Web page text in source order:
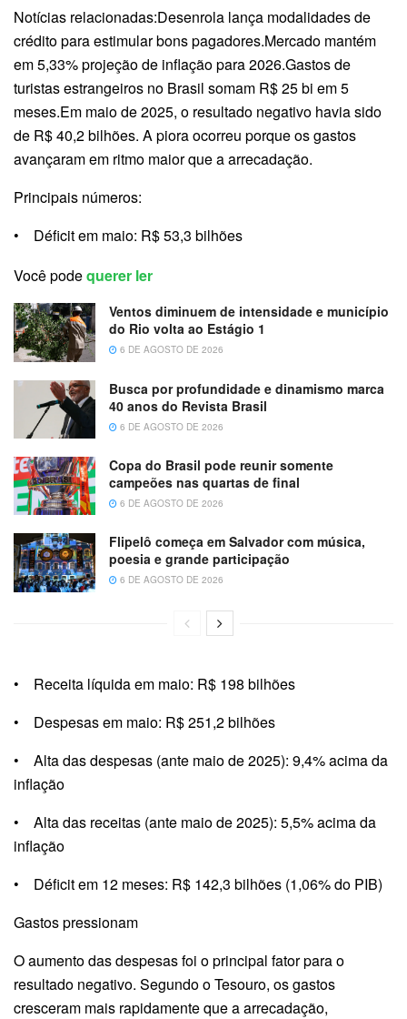
Notícias relacionadas:Desenrola lança modalidades de
crédito para estimular bons pagadores.Mercado mantém
em 5,33% projeção de inflação para 2026.Gastos de
turistas estrangeiros no Brasil somam R$ 25 bi em 5
meses.Em maio de 2025, o resultado negativo havia sido
de R$ 40,2 bilhões. A piora ocorreu porque os gastos
avançaram em ritmo maior que a arrecadação.
Principais números:
• Déficit em maio: R$ 53,3 bilhões
Você podequerer ler
Ventos diminuem de intensidade e município
do Rio volta ao Estágio 1
6 DE AGOSTO DE 2026
Busca por profundidade e dinamismo marca
40 anos do Revista Brasil
6 DE AGOSTO DE 2026
Copa do Brasil pode reunir somente
campeões nas quartas de final
6 DE AGOSTO DE 2026
Flipelô começa em Salvador com música,
poesia e grande participação
6 DE AGOSTO DE 2026
• Receita líquida em maio: R$ 198 bilhões
• Despesas em maio: R$ 251,2 bilhões
• Alta das despesas (ante maio de 2025): 9,4% acima da
inflação
• Alta das receitas (ante maio de 2025): 5,5% acima da
inflação
• Déficit em 12 meses: R$ 142,3 bilhões (1,06% do PIB)
Gastos pressionam
O aumento das despesas foi o principal fator para o
resultado negativo. Segundo o Tesouro, os gastos
cresceram mais rapidamente que a arrecadação,